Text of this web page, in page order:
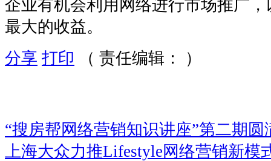
企业有机会利用网络进行市场推广
最大的收益。
分享 打印 （ 责任编辑： ）
“搜房帮网络营销知识讲座”第二期圆
上海大众力推Lifestyle网络营销新模